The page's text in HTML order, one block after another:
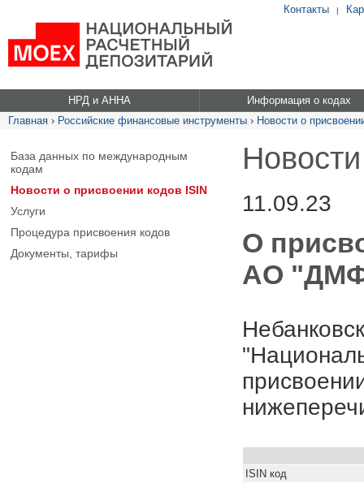
Контакты |
НРД и АННА
Информация о кодах
Главная › Российские финансовые инструменты › Новости о
База данных по международным
кодам
Новости о присвоении кодов ISIN
Услуги
Процедура присвоения кодов
Документы, тарифы
11.09.23
О
АО
ISIN код